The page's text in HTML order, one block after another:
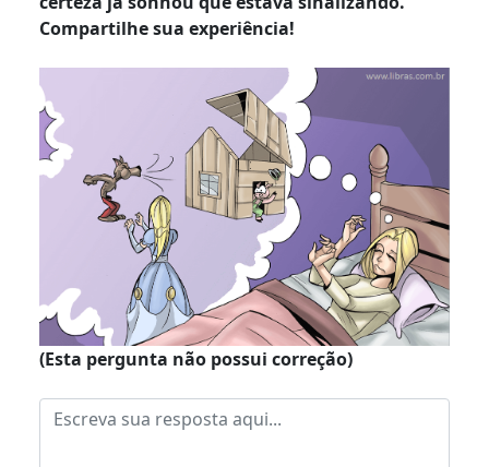
Compartilhe sua experiência!
(Esta pergunta não possui correção)